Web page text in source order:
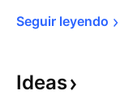
Seguir leyendo
Ideas